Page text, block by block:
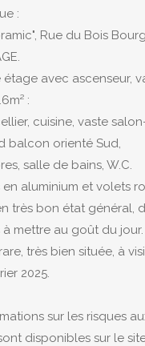
:
Rue du Bois
étage avec ascenseur,
:
cuisine, vaste
balcon orienté Sud,
salle de bains, W.C.
en aluminium et volets
très bon état général,
à mettre au goût du jour.
très bien située, à
2025.
sur les risques
disponibles sur le